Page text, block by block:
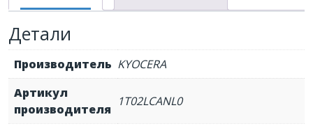
4550ci/5550ci
Детали
Производитель KYOCERA
Артикул
производителя
1T02LCANL0